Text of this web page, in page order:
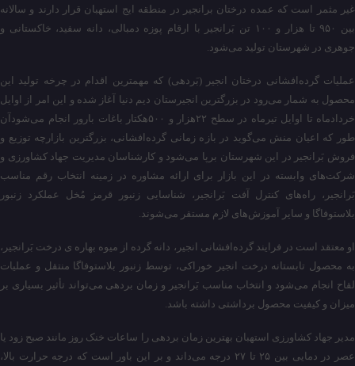
غیر مثمر است که عمده درختان برانجیر در منطقه ایج استهبان قرار دارند و سالانه
بین ۹۵۰ تا هزار و ۱۰۰ تن بَرانجیر با ارقام پوزه دمبالی، دانه سفید، خاکستانی و
جوهری در شهرستان تولید می‌شود.
عملیات گرده‌افشانی درختان انجیر (بَردهی) که مهمترین اقدام در چرخه تولید این
محصول به شمار می‌رود در بزرگترین انجیرستان دیم دنیا آغاز شده و این امر از اوایل
خردادماه تا اوایل تیرماه در سطح ۲۲هزار و ۵۰۰هکتار باغات بارور انجام می‌شودآن
طور که اعیان منش می‌گوید در بازه زمانی گرده‌افشانی، بزرگترین بازارچه توزیع و
فروش بَرانجیر در این شهرستان برپا می‌شود و کارشناسان مدیریت جهاد کشاورزی و
شرکت‌های وابسته در این بازار برای ارائه مشاوره در زمینه انتخاب رقم مناسب
بَرانجیر، راه‌های کنترل آفت بَرانجیر، شناسایی زنبور قرمز مُخل عملکرد زنبور
بلاستوفاگا و سایر آموزش‌های لازم مستقر می‌شوند.
او معتقد است در فرایند گرده‌افشانی انجیر، دانه گرده از میوه بهاره ی درخت بَرانجیر،
به محصول تابستانه درخت انجیر خوراکی، توسط زنبور بلاستوفاگا منتقل و عملیات
لقاح انجام می‌شود و انتخاب مناسب بَرانجیر و زمان بردهی می‌تواند تأثیر بسیاری بر
میزان و کیفیت محصول برداشتی داشته باشد.
مدیر جهاد کشاورزی استهبان بهترین زمان بردهی را ساعات خنک روز مانند صبح زود یا
عصر در دمایی بین ۲۵ تا ۲۷ درجه می‌داند و بر این باور است که درجه حرارت بالا،